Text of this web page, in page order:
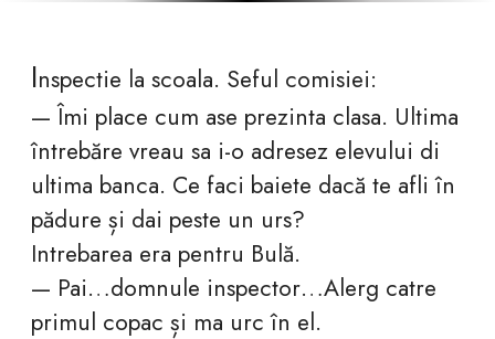
Inspectie la scoala. Seful comisiei:
— Îmi place cum ase prezinta clasa. Ultima
întrebăre vreau sa i-o adresez elevului di
ultima banca. Ce faci baiete dacă te afli în
pădure și dai peste un urs?
Intrebarea era pentru Bulă.
— Pai…domnule inspector…Alerg catre
primul copac și ma urc în el.